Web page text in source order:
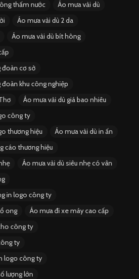
thấm nước
Áo mưa vải dù
Áo mưa vải dù 2 da
Áo mưa vải dù bít hông
đoàn cơ sở
khu công nghiệp
Áo mưa vải dù giá bao nhiêu
công ty
thương hiệu
Áo mưa vải dù in ấn
cáo thương hiệu
Áo mưa vải dù siêu nhẹ có vân
in logo công ty
ong
Áo mưa đi xe máy cao cấp
công ty
ty
logo công ty
lượng lớn